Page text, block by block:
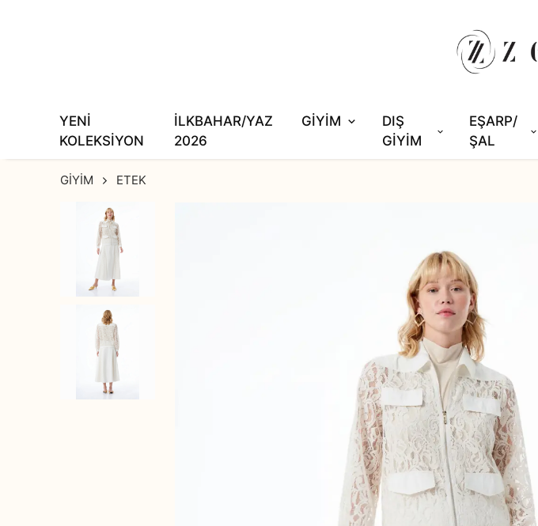
YENİ
KOLEKSİYON
İLKBAHAR/YAZ
2026
GİYİM
DIŞ
GİYİM
EŞARP/
ŞAL
GİYİM ETEK